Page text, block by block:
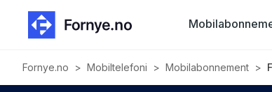
Fornye.no > Mobiltelefoni > Mobilabonnement >